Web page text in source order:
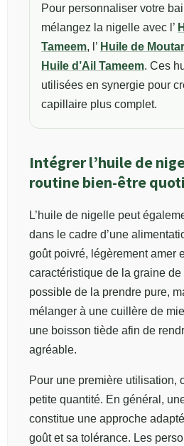
Pour personnaliser votre
mélangez la nigelle avec l’
Tameem, l’ Huile de
Huile d’Ail Tameem. Ces
utilisées en synergie pour
capillaire plus complet.
Intégrer l’huile de
routine bien-être
L’huile de nigelle peut
dans le cadre d’une
goût poivré, légèrement amer
caractéristique de la graine
possible de la prendre pure,
mélanger à une cuillère de
une boisson tiède afin de
agréable.
Pour une première utilisation,
petite quantité. En général,
constitue une approche
goût et sa tolérance. Les